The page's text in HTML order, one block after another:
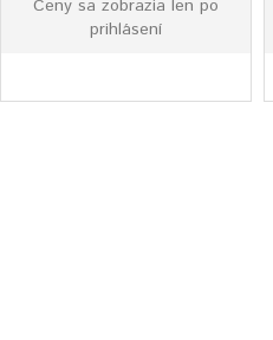
Ceny sa zobrazia len po
prihlásení